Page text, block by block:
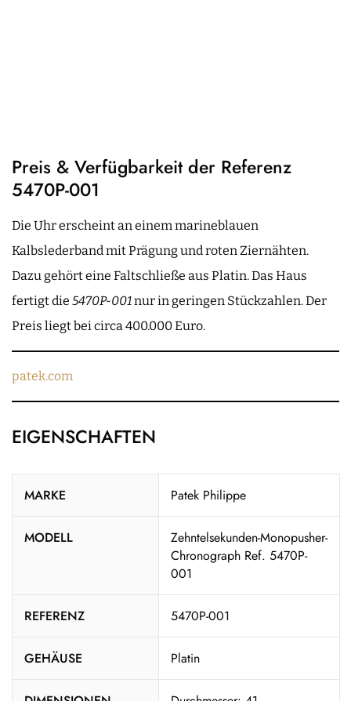
Preis & Verfügbarkeit der Referenz
5470P-001
Die Uhr erscheint an einem marineblauen
Kalbslederband mit Prägung und roten Ziernähten.
Dazu gehört eine Faltschließe aus Platin. Das Haus
fertigt die 5470P-001nur in geringen Stückzahlen. Der
Preis liegt bei circa 400.000 Euro.
patek.com
EIGENSCHAFTEN
MARKE Patek Philippe
MODELL
Zehntelsekunden-Monopusher-
Chronograph Ref. 5470P-
001
REFERENZ 5470P-001
GEHÄUSE Platin